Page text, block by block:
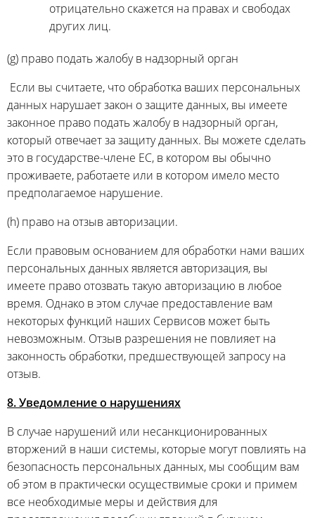
отрицательно скажется на правах и свободах
других лиц.
(g) право подать жалобу в надзорный орган
Если вы считаете, что обработка ваших персональных
данных нарушает закон о защите данных, вы имеете
законное право подать жалобу в надзорный орган,
который отвечает за защиту данных. Вы можете сделать
это в государстве-члене ЕС, в котором вы обычно
проживаете, работаете или в котором имело место
предполагаемое нарушение.
(h) право на отзыв авторизации.
Если правовым основанием для обработки нами ваших
персональных данных является авторизация, вы
имеете право отозвать такую авторизацию в любое
время. Однако в этом случае предоставление вам
некоторых функций наших Сервисов может быть
невозможным. Отзыв разрешения не повлияет на
законность обработки, предшествующей запросу на
отзыв.
8. Уведомление о нарушениях
В случае нарушений или несанкционированных
вторжений в наши системы, которые могут повлиять на
безопасность персональных данных, мы сообщим вам
об этом в практически осуществимые сроки и примем
все необходимые меры и действия для